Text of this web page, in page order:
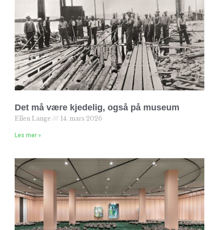
Det må være kjedelig, også på museum
Ellen Lange 14. mars 2026
Les mer »